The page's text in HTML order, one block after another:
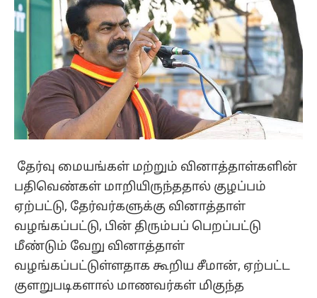
தேர்வு மையங்கள் மற்றும் வினாத்தாள்களின்
பதிவெண்கள் மாறியிருந்ததால் குழப்பம்
ஏற்பட்டு, தேர்வர்களுக்கு வினாத்தாள்
வழங்கப்பட்டு, பின் திரும்பப் பெறப்பட்டு
மீண்டும் வேறு வினாத்தாள்
வழங்கப்பட்டுள்ளதாக கூறிய சீமான், ஏற்பட்ட
குளறுபடிகளால் மாணவர்கள் மிகுந்த